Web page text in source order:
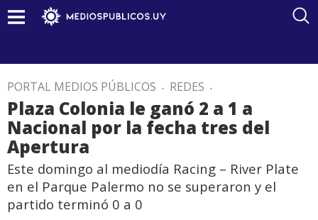
PORTAL MEDIOS PÚBLICOS . REDES .
Plaza Colonia le ganó 2 a 1 a
Nacional por la fecha tres del
Apertura
Este domingo al mediodía Racing – River Plate
en el Parque Palermo no se superaron y el
partido terminó 0 a 0